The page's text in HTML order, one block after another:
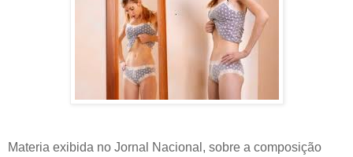
Materia exibida no Jornal Nacional, sobre a composição